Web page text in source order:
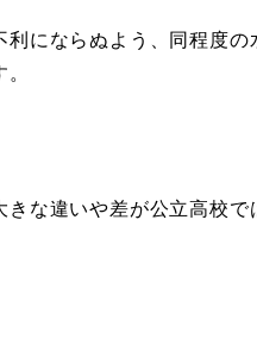
にならぬよう、同程度
な違いや差が公立高校で